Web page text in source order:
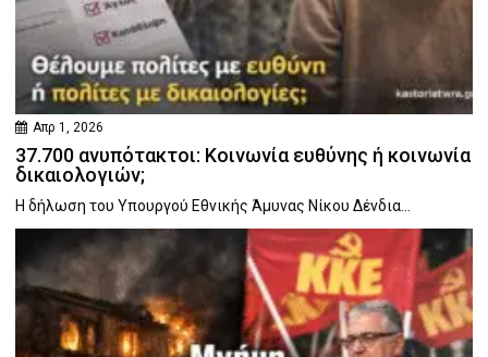
Απρ 1, 2026
37.700 ανυπότακτοι: Κοινωνία ευθύνης ή κοινωνία
δικαιολογιών;
Η δήλωση του Υπουργού Εθνικής Άμυνας Νίκου Δένδια...